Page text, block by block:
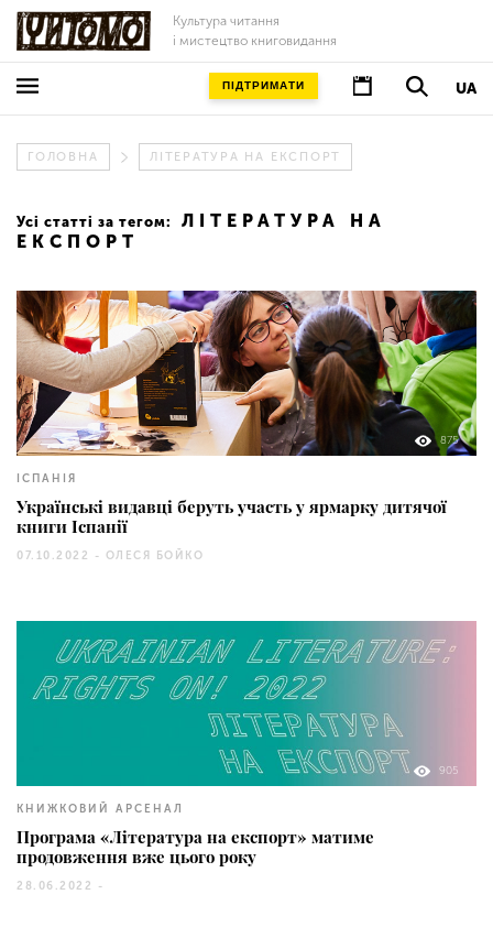
Культура читання
і мистецтво книговидання
UA
ПІДТРИМАТИ
ГОЛОВНА ЛІТЕРАТУРА НА ЕКСПОРТ
Усі статті за тегом:
ЛІТЕРАТУРА НА
ЕКСПОРТ
875
ІСПАНІЯ
Українські видавці беруть участь у ярмарку дитячої
книги Іспанії
07.10.2022 - ОЛЕСЯ БОЙКО
905
КНИЖКОВИЙ АРСЕНАЛ
Програма «Література на експорт» матиме
продовження вже цього року
28.06.2022 -